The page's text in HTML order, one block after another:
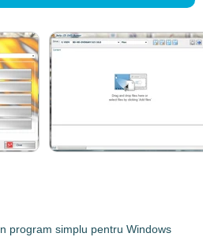
program simplu pentru Windows